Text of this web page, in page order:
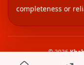
completeness or
©2026